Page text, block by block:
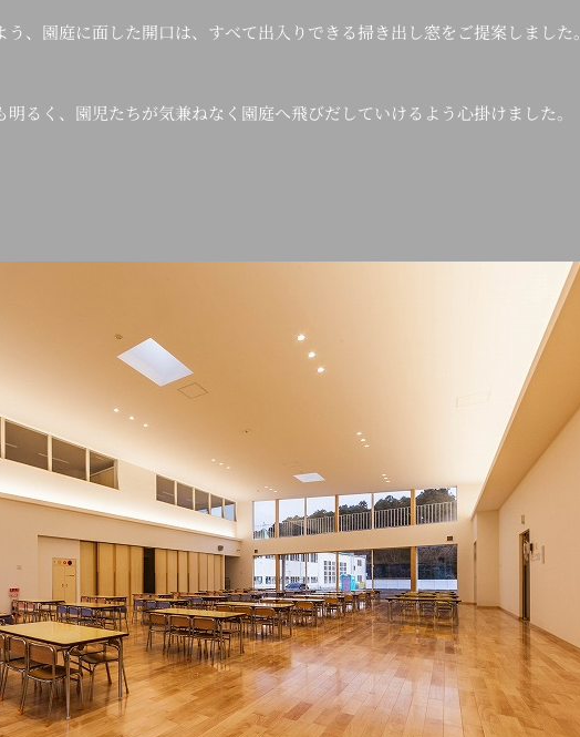
、園庭に面した開口は、すべて出入りできる掃き出し窓をご提案しました。
るく、園児たちが気兼ねなく園庭へ飛びだしていけるよう心掛けました。